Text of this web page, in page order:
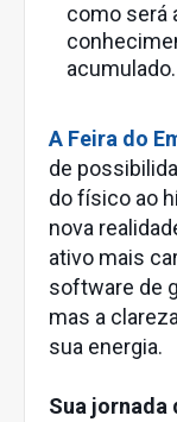
como será
acumulado.
A Feira do
de
do físico ao
nova
ativo mais
software de
mas a
sua energia.
Sua jornada